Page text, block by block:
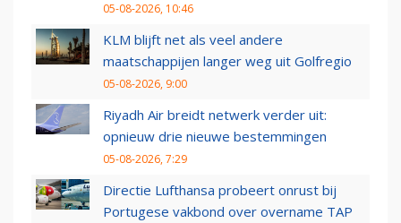
05-08-2026, 10:46
KLM blijft net als veel andere
maatschappijen langer weg uit Golfregio
05-08-2026, 9:00
Riyadh Air breidt netwerk verder uit:
opnieuw drie nieuwe bestemmingen
05-08-2026, 7:29
Directie Lufthansa probeert onrust bij
Portugese vakbond over overname TAP